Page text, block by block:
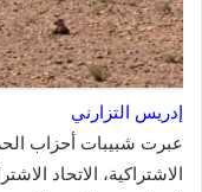
إدريس التزارني
عبرت شبيبات أحزاب
الاشتراكية، الاتحاد